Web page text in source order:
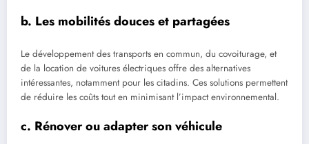
b. Les mobilités douces et partagées
Le développement des transports en commun, du covoiturage, et
de la location de voitures électriques offre des alternatives
intéressantes, notamment pour les citadins. Ces solutions permettent
de réduire les coûts tout en minimisant l’impact environnemental.
c. Rénover ou adapter son véhicule